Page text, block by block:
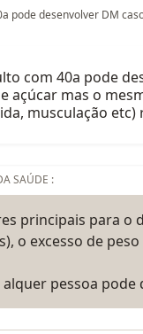
pode desenvolver DM
com 40a pode
açúcar mas o
musculação etc)
SAÚDE :
principais para o
o excesso de
pessoa pode